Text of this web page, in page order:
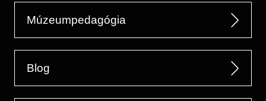
Régészet
Tagintézmények
Felnőttképzés
Képcsarnok
Adattár
Múzeumpedagógia
Blog